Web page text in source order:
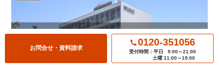
お問合せ・資料請求
0120-351056
受付時間：平日
9:00～21:00
土曜 11:00～19:00